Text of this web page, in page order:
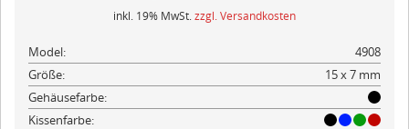
inkl. 19% MwSt. zzgl. Versandkosten
Model:
4908
Größe:
15 x 7 mm
Gehäusefarbe:
Kissenfarbe: